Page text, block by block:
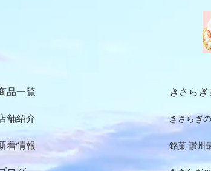
品⼀覧
舗紹介
着情報
きさらぎ
きさらぎ
銘菓 讃州